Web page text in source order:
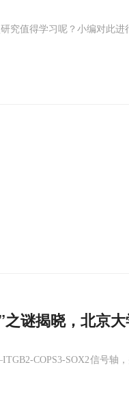
究值得学习呢？小编对此进
谜揭晓，北京大
COPS3-SOX2信号轴